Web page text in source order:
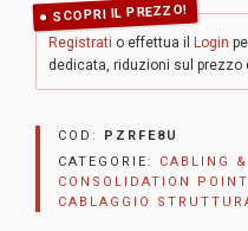
SCOPRI IL PREZZO!
Registrati o effettua il Login
dedicata, riduzioni sul prezzo
COD: PZRFE8U
CATEGORIE: CABLING
CONSOLIDATION POINT
CABLAGGIO